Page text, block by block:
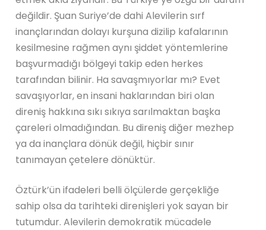
değildir. Şuan Suriye’de dahi Alevilerin sırf
inançlarından dolayı kurşuna dizilip kafalarının
kesilmesine rağmen aynı şiddet yöntemlerine
başvurmadığı bölgeyi takip eden herkes
tarafından bilinir. Ha savaşmıyorlar mı? Evet
savaşıyorlar, en insani haklarından biri olan
direniş hakkına sıkı sıkıya sarılmaktan başka
çareleri olmadığından. Bu direniş diğer mezhep
ya da inançlara dönük değil, hiçbir sınır
tanımayan çetelere dönüktür.
Öztürk’ün ifadeleri belli ölçülerde gerçekliğe
sahip olsa da tarihteki direnişleri yok sayan bir
tutumdur. Alevilerin demokratik mücadele